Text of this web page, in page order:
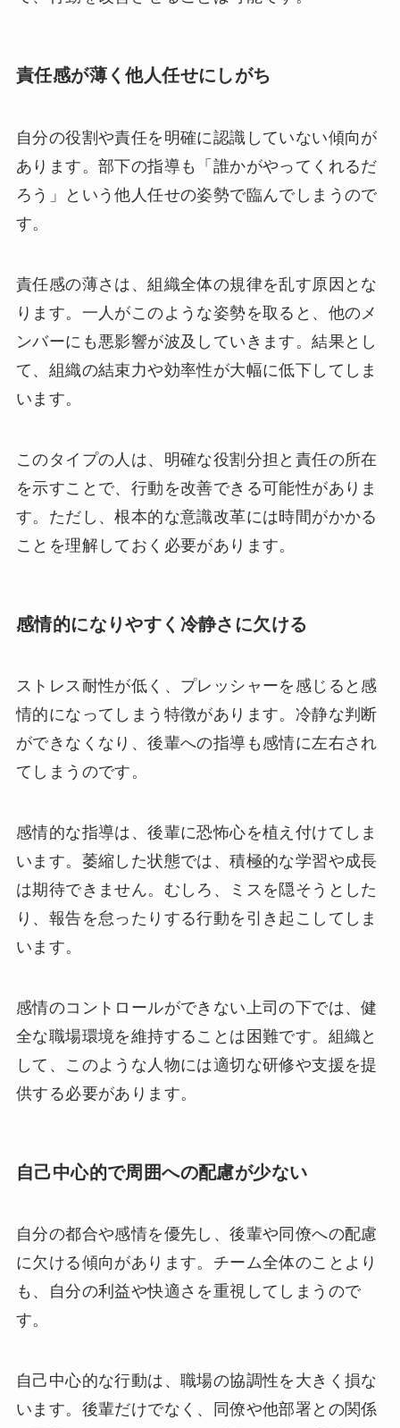
責任感が薄く他人任せにしがち
自分の役割や責任を明確に認識していない傾向が
あります。部下の指導も「誰かがやってくれるだ
ろう」という他人任せの姿勢で臨んでしまうので
す。
責任感の薄さは、組織全体の規律を乱す原因とな
ります。一人がこのような姿勢を取ると、他のメ
ンバーにも悪影響が波及していきます。結果とし
て、組織の結束力や効率性が大幅に低下してしま
います。
このタイプの人は、明確な役割分担と責任の所在
を示すことで、行動を改善できる可能性がありま
す。ただし、根本的な意識改革には時間がかかる
ことを理解しておく必要があります。
感情的になりやすく冷静さに欠ける
ストレス耐性が低く、プレッシャーを感じると感
情的になってしまう特徴があります。冷静な判断
ができなくなり、後輩への指導も感情に左右され
てしまうのです。
感情的な指導は、後輩に恐怖心を植え付けてしま
います。萎縮した状態では、積極的な学習や成長
は期待できません。むしろ、ミスを隠そうとした
り、報告を怠ったりする行動を引き起こしてしま
います。
感情のコントロールができない上司の下では、健
全な職場環境を維持することは困難です。組織と
して、このような人物には適切な研修や支援を提
供する必要があります。
自己中心的で周囲への配慮が少ない
自分の都合や感情を優先し、後輩や同僚への配慮
に欠ける傾向があります。チーム全体のことより
も、自分の利益や快適さを重視してしまうので
す。
自己中心的な行動は、職場の協調性を大きく損な
います。後輩だけでなく、同僚や他部署との関係